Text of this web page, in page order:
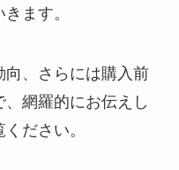
ます。
向、さらには購入前
網羅的にお伝えし
ださい。